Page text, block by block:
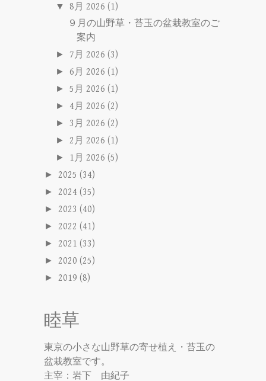
▼ 8月 2026 (1)
９月の山野草・苔玉の盆栽教室のご
案内
► 7月 2026 (3)
►6月 2026 (1)
►5月 2026 (1)
► 4月 2026 (2)
►3月 2026 (2)
► 2月 2026 (1)
► 1月 2026 (5)
► 2025 (34)
► 2024 (35)
► 2023 (40)
► 2022 (41)
► 2021 (33)
► 2020 (25)
► 2019 (8)
睦草
東京の小さな山野草の寄せ植え・苔玉の
盆栽教室です。
主宰：岩下 由紀子